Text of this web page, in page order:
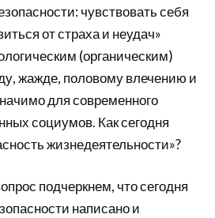
чувствовать себя
от страха и неудач»
(органическим)
жажде, половому влечению и
для современного
социумов. Как сегодня
жизнедеятельности»?
подчеркнем, что сегодня
написано и